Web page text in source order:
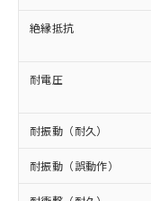
絶縁抵抗
耐電圧
耐振動（耐久）
耐振動（誤動作）
当社
本サ
こと
在庫
記載
タに
覧さ
準価格
了承
非該当品：
害物質有無
仕入先様の
いたものが
むを得ず変
鉛(Pb)
六価クロム
類(PBB)
(PBDE)
基準値以下
「×」：最
基準値を超
「－」：未
*中国RoHS10物
Pb(鉛)
ム) : 100ppm、
当社
為替
（以
また
可)を
記